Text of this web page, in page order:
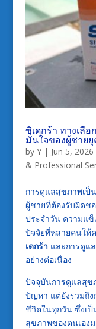
ซิเดกร้า ทางเลื
มั่นใจของผู้ชาย
by Y| Jun 5, 2026
& Professional
การดูแลสุขภาพเป็
ผู้ชายที่ต้องรับผิดช
ประจำวัน ความแข็
ปัจจัยที่หลายคนให้
เดกร้า และการดูแ
อย่างต่อเนื่อง
ปัจจุบันการดูแลสุข
ปัญหา แต่ยังรวมถึง
ชีวิตในทุกวัน ซึ่งเ
สุขภาพของตนเอง